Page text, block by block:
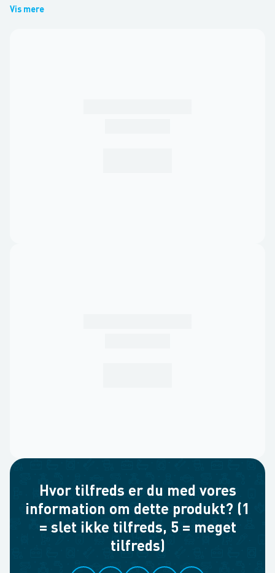
Vis mere
Hvor tilfreds er du med vores
information om dette produkt? (1
= slet ikke tilfreds, 5 = meget
tilfreds)